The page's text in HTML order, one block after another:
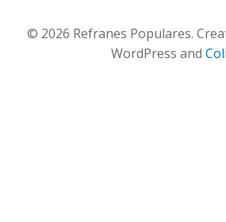
© 2026 Refranes Populares.
WordPress and